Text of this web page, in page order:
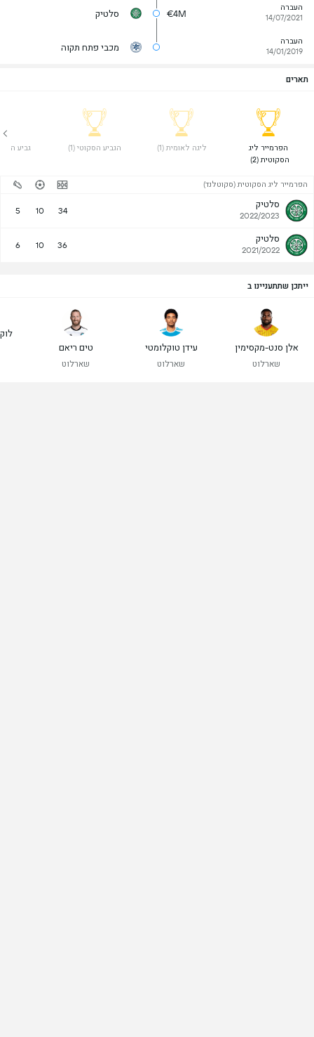
העברה
14/07/2021
€4M סלטיק
העברה
14/01/2019
מכבי פתח תקוה
תארים
הפרמייר ליג
הסקוטית (2)
ליגה לאומית (1) הגביע הסקוטי (1) גביע
הפרמייר ליג הסקוטית (סקוטלנד)
סלטיק
2022/2023
34
10
5
סלטיק
2021/2022
36
10
6
ייתכן שתתעניינו ב
אלן סנט-מקסימין
שארלוט
עידן טוקלומטי
שארלוט
טים ריאם
שארלוט